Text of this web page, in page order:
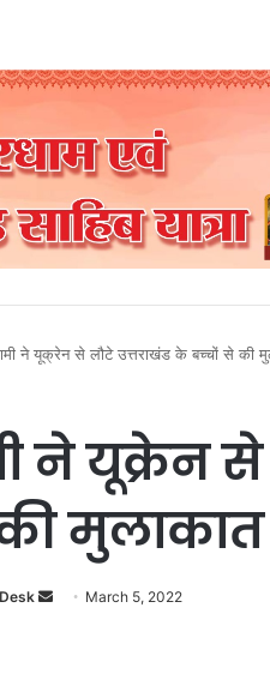
ने यूक्रेन से लौटे उत्तराखंड के बच्चों से की
ने यूक्रेन
मुलाकात
Send March 5, 2022